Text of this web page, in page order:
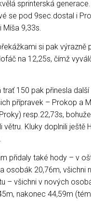
sprinterská
se pod 9sec.dostal i
Míša 9,33s.
si pak výrazně
na 12,25s, čímž
trať 150 pak přinesla
přípravek – Prokop a
resp.22,73s,
větru. Kluky doplnili ještě
přidaly také hody – v
osobák 20,76m, všichni
– všichni v nových
nakonec 44,59m